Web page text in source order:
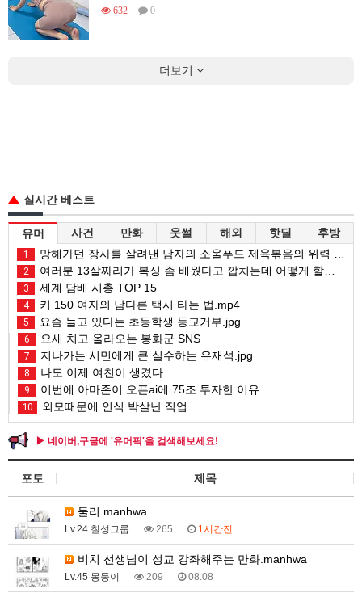
632
0
더보기
실시간 베스트
유머 사건 만화 웃썰 해외 핫딜 후방
1 망해가던 장사를 살려낸 남자의 소울푸드 제육볶음의 위력 ㅋㅋ
2 여러분 13살짜리가 복싱 좀 배웠다고 깝치는데 어떻게 할까요?
3 세계 담배 시총 TOP 15
4 키 150 여자의 남다른 택시 타는 법.mp4
5 요즘 늘고 있다는 초등학생 등교거부.jpg
6 요새 치고 올라오는 봉화군 SNS
7 지나가는 시민에게 큰 실수하는 유재석.jpg
8 나도 이제 여친이 생겼다.
9 이번에 아마존이 오픈ai에 75조 투자한 이유
10 외모때문에 인식 박살난 직업
▶ 네이버,구글에 '유머픽'을 검색해보세요!
포토 제목
둘리.manhwa
Lv.24 칠성그룹 265 1시간전
비치 선생님이 성교 강좌해주는 만화.manhwa
Lv.45 몽둥이 209 08.08